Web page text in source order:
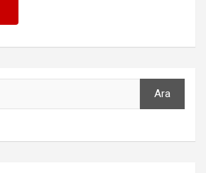
Ara